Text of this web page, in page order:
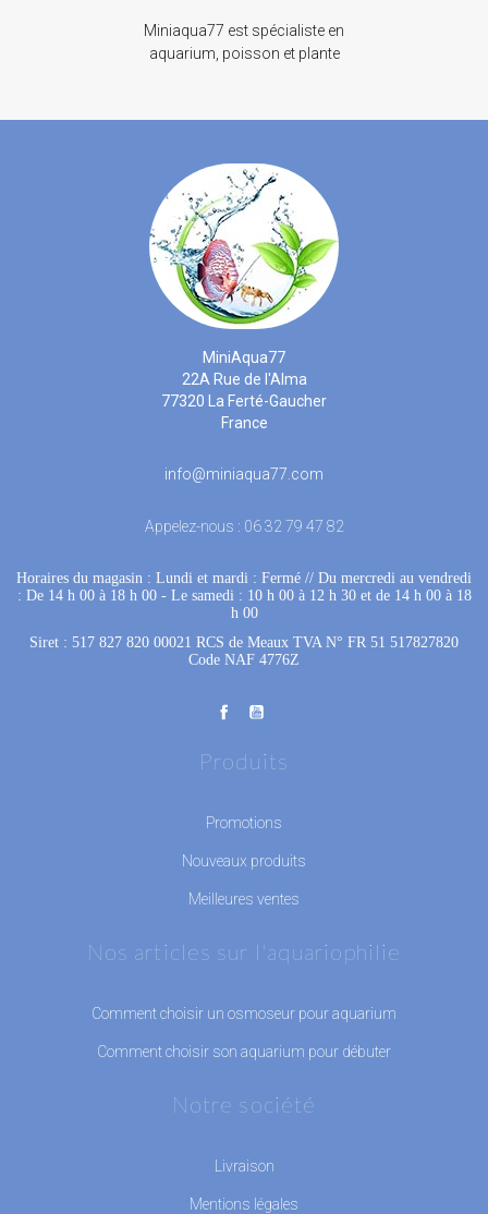
Miniaqua77 est spécialiste en
aquarium, poisson et plante
MiniAqua77
22A Rue de l'Alma
77320 La Ferté-Gaucher
France
info@miniaqua77.com
Appelez-nous : 06 32 79 47 82
Horaires du magasin : Lundi et mardi : Fermé // Du mercredi au vendredi
: De 14 h 00 à 18 h 00 - Le samedi : 10 h 00 à 12 h 30 et de 14 h 00 à 18
h 00
Siret : 517 827 820 00021 RCS de Meaux TVA N° FR 51 517827820
Code NAF 4776Z
Produits
Promotions
Nouveaux produits
Meilleures ventes
Nos articles sur l'aquariophilie
Comment choisir un osmoseur pour aquarium
Comment choisir son aquarium pour débuter
Notre société
Livraison
Mentions légales